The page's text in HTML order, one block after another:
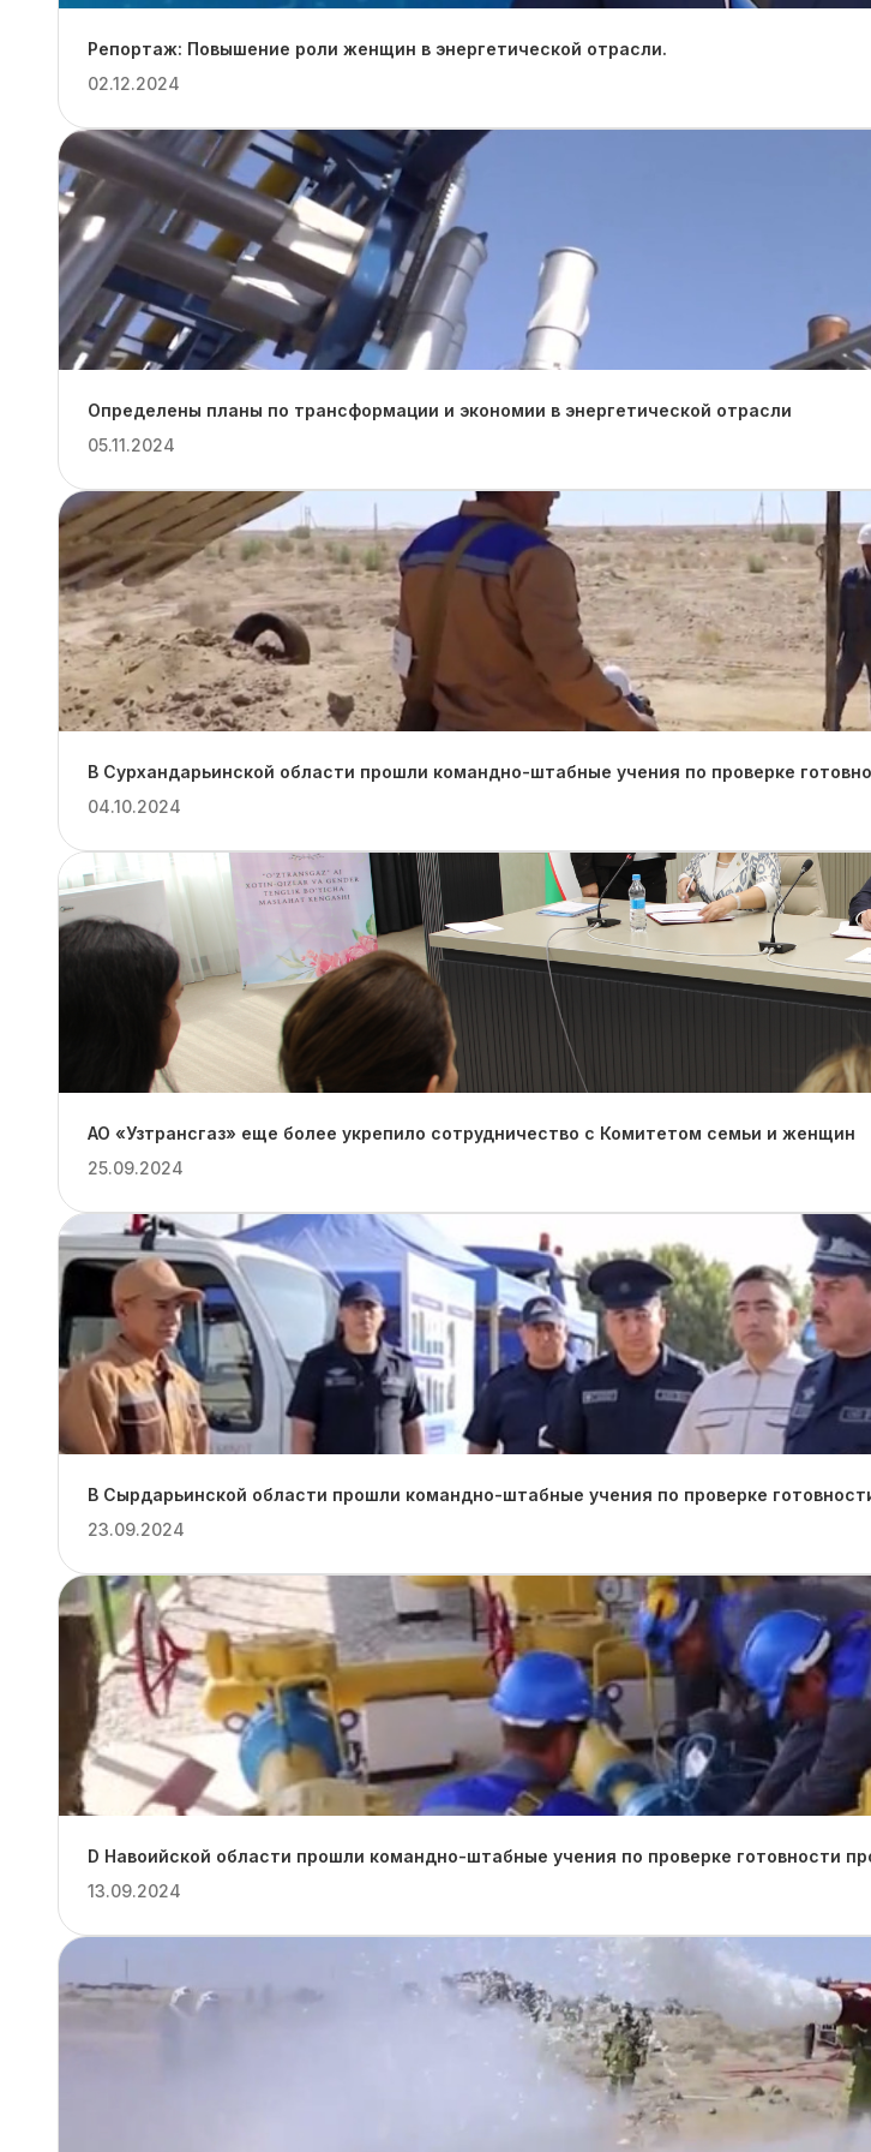
Репортаж: Повышение роли женщин в энергетической отрасли.
02.12.2024
Определены планы по трансформации и экономии в энергетической отрасли
05.11.2024
В Сурхандарьинской области прошли командно-штабные учения по проверке
04.10.2024
АО «Узтрансгаз» еще более укрепило сотрудничество с Комитетом семьи и женщин
25.09.2024
В Сырдарьинской области прошли командно-штабные учения по проверке
23.09.2024
D Навоийской области прошли командно-штабные учения по проверке готовности
13.09.2024